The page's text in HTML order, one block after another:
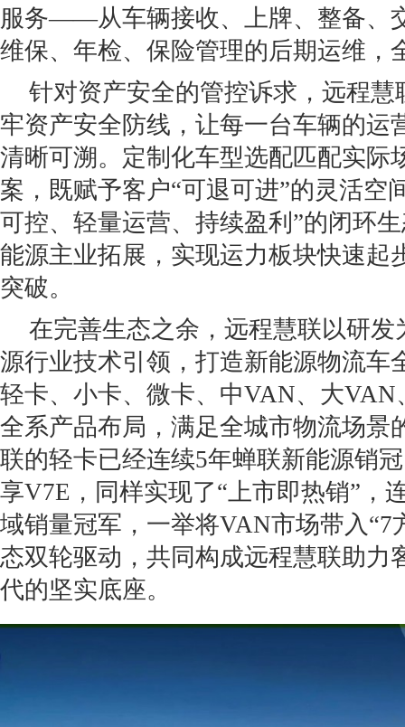
服务——从车辆接收、上牌、整备、
维保、年检、保险管理的后期运维，
针对资产安全的管控诉求，远程
牢资产安全防线，让每一台车辆的运
清晰可溯。定制化车型选配匹配实际
案，既赋予客户“可退可进”的灵活空
可控、轻量运营、持续盈利”的闭环
能源主业拓展，实现运力板块快速起
突破。
在完善生态之余，远程慧联以研
源行业技术引领，打造新能源物流车
轻卡、小卡、微卡、中VAN、大
全系产品布局，满足全城市物流场景
联的轻卡已经连续5年蝉联新能源销
享V7E，同样实现了“上市即热销”，
域销量冠军，一举将VAN市场带入“7
态双轮驱动，共同构成远程慧联助力
代的坚实底座。